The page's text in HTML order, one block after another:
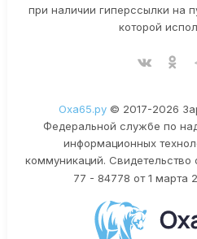
при наличии гиперссылки на
которой
Оха65.ру© 2017-2026
Федеральной службе по
информационных
коммуникаций.
77 - 84778 от 1 марта